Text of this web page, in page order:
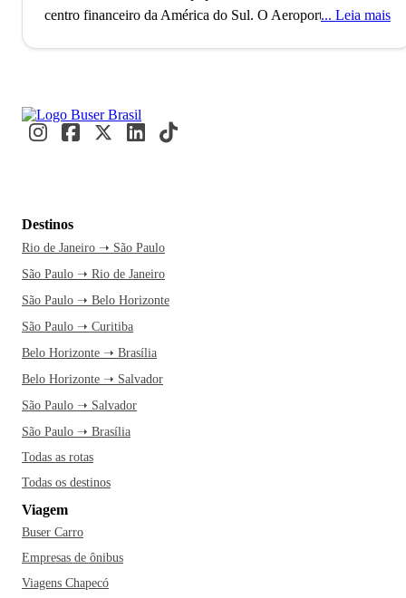
centro financeiro da América do Sul. O Aeroporto de
eventos internacionais como a Bienal de Arte e a São Paulo
Fashion Week acontecem. Paulistanos e visitantes se
Paulista e suas atrações culturais. A cidade nunca dorme, e
essa energia contagiante é motivo mais do que suficiente
para embarcar agora. Uma passagem de ônibus pela Buser
transforma a viagem em um momento de relaxamento, com
tempo livre para você planejar cada detalhe. Além disso, o
viajar. E quando o ônibus chega à rodoviária, a experiência
paulistana se inicia.No MASP, aproveite uma tarde para
apreciar as obras icônicas de grandes artistas. Caminhe pela
Avenida Paulista e sinta a energia cultural dos artistas de rua
e musicistas. Faça uma pausa no Parque Ibirapuera e
todas as partes do mundo. Curta São Paulo ao máximo e
viva tudo que a cidade tem para oferecer!
Leia mais
Destinos
Rio de Janeiro ➝ São Paulo
São Paulo ➝ Rio de Janeiro
São Paulo ➝ Belo Horizonte
São Paulo ➝ Curitiba
Belo Horizonte ➝ Brasília
Belo Horizonte ➝ Salvador
São Paulo ➝ Salvador
São Paulo ➝ Brasília
Todas as rotas
Todas os destinos
Viagem
Buser Carro
Empresas de ônibus
Viagens Chapecó